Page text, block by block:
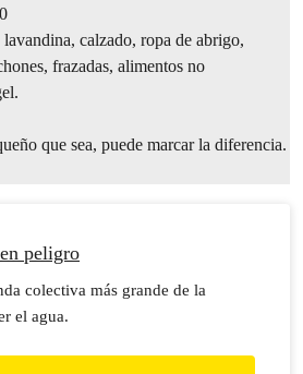
calzado, ropa de abrigo,
frazadas, alimentos no
que sea, puede marcar la diferencia.
peligro
colectiva más grande de la
el agua.